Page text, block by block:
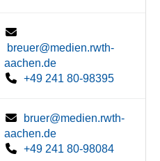
breuer@medien.rwth-
aachen.de
+49 241 80-98395
bruer@medien.rwth-
aachen.de
+49 241 80-98084